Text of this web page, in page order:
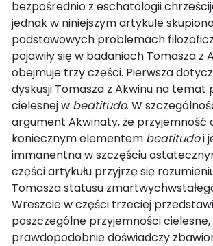
bezpośrednio z eschatologii
jednak w niniejszym artykule
podstawowych problemach
pojawiły się w badaniach Tomasza z
obejmuje trzy części. Pierwsza
dyskusji Tomasza z Akwinu na temat
cielesnej w beatitudo. W
argument Akwinaty, że przyjemność
koniecznym elementem beatitudoi
immanentna w szczęściu
części artykułu przyjrzę się
Tomasza statusu
Wreszcie w części trzeciej
poszczególne przyjemności
prawdopodobnie doświadczy